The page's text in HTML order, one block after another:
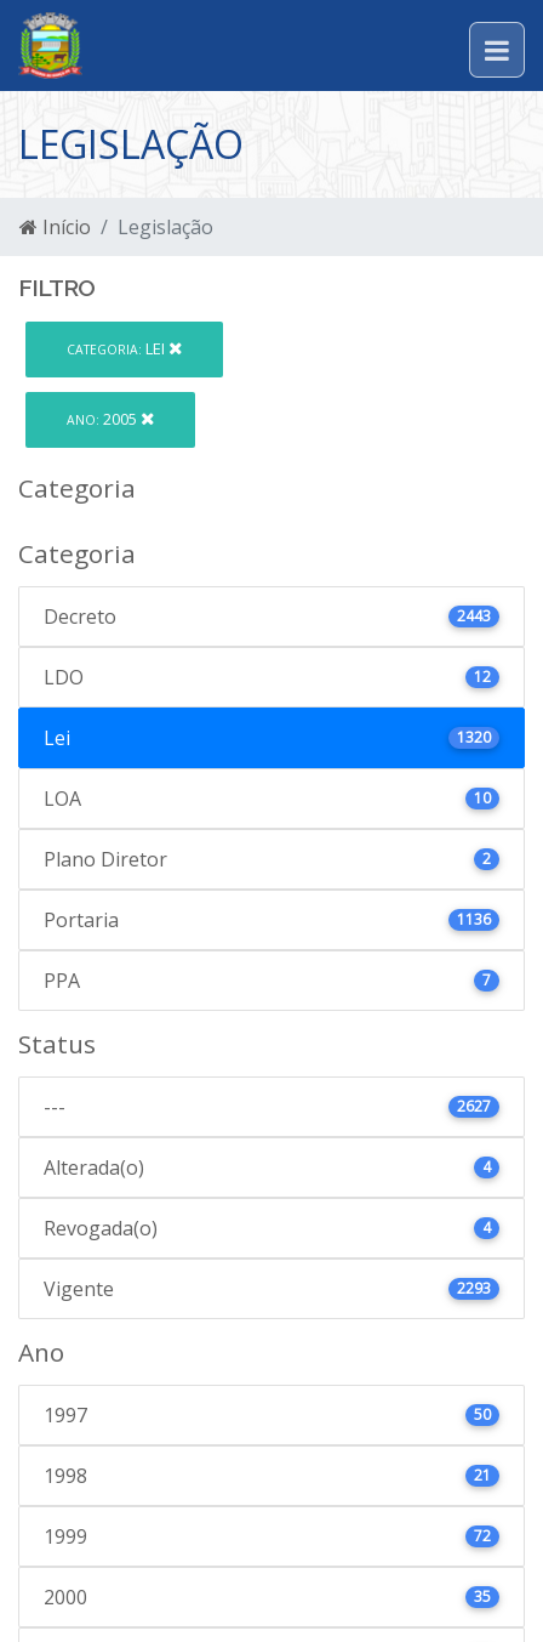
LEGISLAÇÃO
Início Legislação
FILTRO
CATEGORIA: LEI
ANO: 2005
Categoria
Categoria
Decreto 2443
LDO 12
Lei 1320
LOA 10
Plano Diretor 2
Portaria 1136
PPA 7
Status
--- 2627
Alterada(o) 4
Revogada(o) 4
Vigente 2293
Ano
1997 50
1998 21
1999 72
2000 35